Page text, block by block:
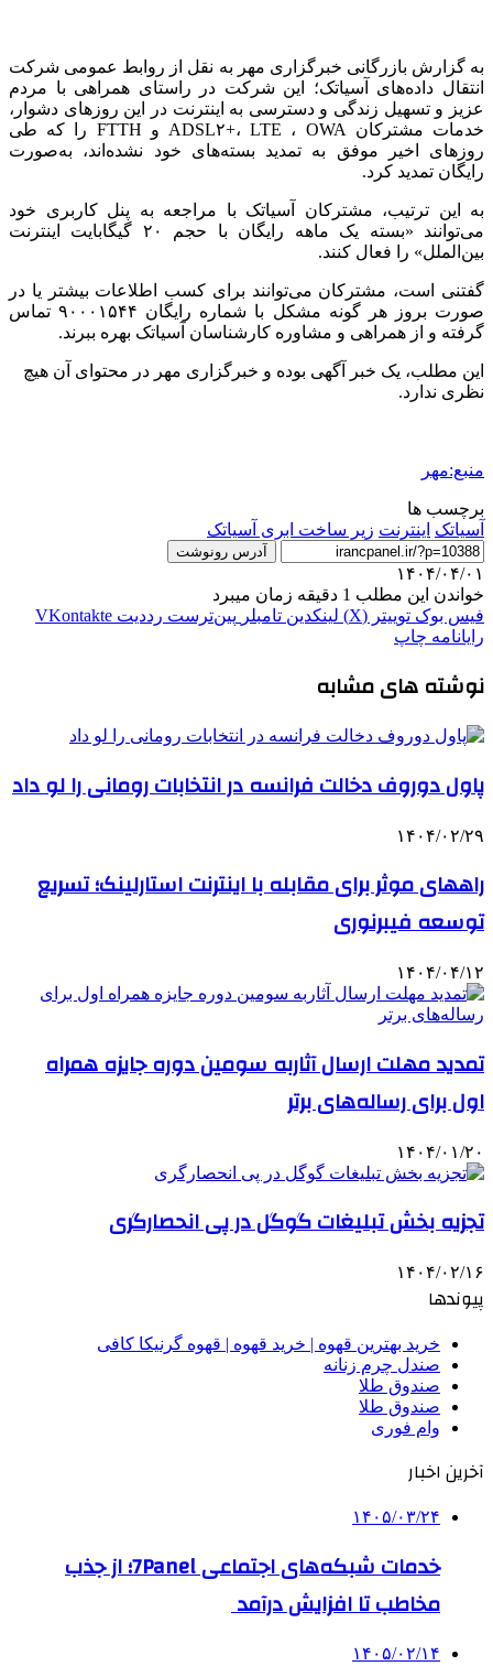
به گزارش بازرگانی خبرگزاری مهر به نقل از روابط عمومی شرکت
انتقال داده‌های
آسیاتک؛ این شرکت در راستای همراهی با مردم
عزیز و تسهیل زندگی و دسترسی به اینترنت در این روزهای دشوار،
خدمات مشترکان ADSL۲+، LTE ، OWA و FTTH را که طی
روزهای اخیر موفق به تمدید بسته‌های خود نشده‌اند، به‌صورت
رایگان تمدید کرد.
به این ترتیب، مشترکان آسیاتک با مراجعه به پنل کاربری خود
می‌توانند «بسته یک ماهه رایگان با حجم ۲۰ گیگابایت اینترنت
بین‌الملل» را فعال کنند.
گفتنی است، مشترکان می‌توانند برای کسب اطلاعات بیشتر یا در
صورت بروز هر گونه مشکل با شماره رایگان ۹۰۰۰۱۵۴۴تماس
گرفته و از همراهی و مشاوره کارشناسان آسیاتک بهره ببرند.
این مطلب، یک خبر آگهی بوده و خبرگزاری مهر در محتوای آن هیچ
نظری ندارد.
منبع:مهر
برچسب ها
آسیاتک اینترنت زیر ساخت ابری آسیاتک
آدرس رونوشت
۱۴۰۴/۰۴/۰۱
خواندن این مطلب 1 دقیقه زمان میبرد
فیس بوک توییتر (X) لینکدین ‫تامبلر ‫پین‌ترست ‫رددیت ‫VKontakte
رایانامه چاپ
نوشته های مشابه
پاول دوروف دخالت فرانسه در انتخابات رومانی را لو داد
۱۴۰۴/۰۲/۲۹
راههای موثر برای مقابله با اینترنت استارلینک؛ تسریع
توسعه فیبرنوری
۱۴۰۴/۰۴/۱۲
تمدید مهلت ارسال آثاربه سومین دوره جایزه همراه
اول برای رساله‌های برتر
۱۴۰۴/۰۱/۲۰
تجزیه بخش تبلیغات گوگل در پی انحصارگری
۱۴۰۴/۰۲/۱۶
پیوندها
خرید بهترین قهوه | خرید قهوه | قهوه گرنیکا کافی
صندل چرم زنانه
صندوق طلا
صندوق طلا
وام فوری
آخرین اخبار
۱۴۰۵/۰۳/۲۴
خدمات شبکه‌های اجتماعی 7Panel؛ از جذب
مخاطب تا افزایش درآمد
۱۴۰۵/۰۲/۱۴